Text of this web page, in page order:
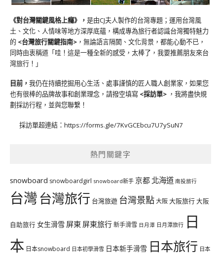
《對台灣關鍵風格上癮》 ， 是由CJ夫人製作的台灣專題；運用台灣風
土、文化、人情味等地方深厚底蘊，構成專為旅行者認識台灣獨特魅力
的 <台灣旅行關鍵指南> ，無論語言隔閡、文化背景，都能心動不已，
同時由衷稱道「哇！這是一種全新的感受，太棒了，我要推薦朋友來台
灣旅行！」
目前， 我仍在持續挖掘用心生活、處事謹慎的匠人職人創業家，如果您
也有很棒的品牌故事和創業理念，請撥空填寫 <採訪單> ，我將盡快規
劃採訪行程，並與您聯繫！
採訪單超連結： https://forms.gle/7KvGCEbcu7U7ySuN7
熱門關鍵字
snowboard snowboardgirl snowboard新手 京都 北海道 南投旅行
台灣台灣旅行 台灣旅遊 台灣景點大阪大阪旅行大阪
自助旅行 女生滑雪 屏東 屏東旅行新手滑雪 日月潭 日月潭旅行 日
本 日本snowboard 日本初學滑雪 日本新手滑雪 日本旅行 日本